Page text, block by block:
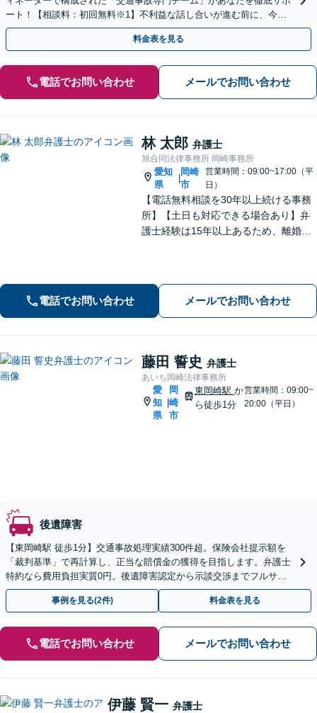
ート！【相談料：初回無料※1】不利益な話し合いが進む前に、今す
ぐ相談！
料金表を見る
電話でお問い合わせ メールでお問い合わせ
林 太郎 弁護士
旭合同法律事務所 岡崎事務所
愛知
県
|
岡崎
市
営業時間：09:00~17:00（平
日）
【電話無料相談を30年以上続ける事務
所】【土日も対応できる場合あり】弁
護士経験は15年以上あるため、離婚・
籍】【駐車場２台分あり】
電話でお問い合わせ メールでお問い合わせ
藤田 誓史 弁護士
あいち岡崎法律事務所
愛
知
県
岡
崎
市
東岡崎駅 か
ら徒歩1分
営業時間：09:00~
20:00（平日）
後遺障害
【東岡崎駅 徒歩1分】交通事故処理実績300件超。保険会社提示額を
「裁判基準」で再計算し、正当な賠償金の獲得を目指します。弁護士
特約なら費用負担実質0円。後遺障害認定から示談交渉までフルサポ
ートし、最善の解決へ導きます。
事例を見る(2件) 料金表を見る
電話でお問い合わせ メールでお問い合わせ
伊藤 賢一 弁護士